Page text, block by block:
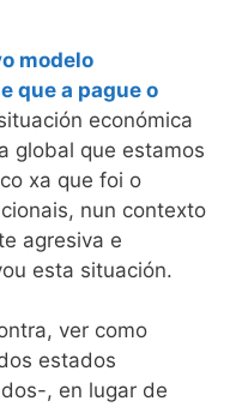
modelo
que a pague o
económica
global que estamos
xa que foi o
nun contexto
agresiva e
esta situación.
ver como
estados
, en lugar de